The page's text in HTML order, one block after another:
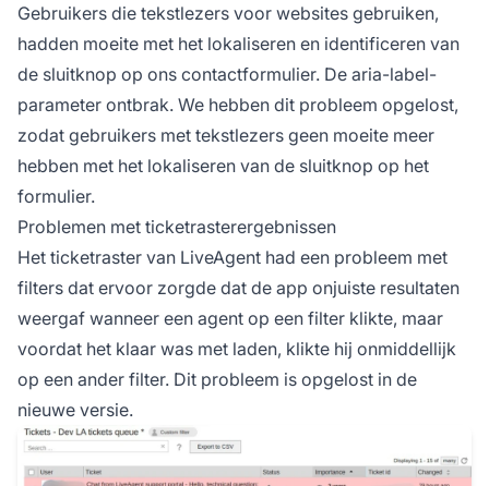
Gebruikers die tekstlezers voor websites gebruiken,
hadden moeite met het lokaliseren en identificeren van
de sluitknop op ons contactformulier. De aria-label-
parameter ontbrak. We hebben dit probleem opgelost,
zodat gebruikers met tekstlezers geen moeite meer
hebben met het lokaliseren van de sluitknop op het
formulier.
Problemen met ticketrasterergebnissen
Het ticketraster van LiveAgent had een probleem met
filters dat ervoor zorgde dat de app onjuiste resultaten
weergaf wanneer een agent op een filter klikte, maar
voordat het klaar was met laden, klikte hij onmiddellijk
op een ander filter. Dit probleem is opgelost in de
nieuwe versie.